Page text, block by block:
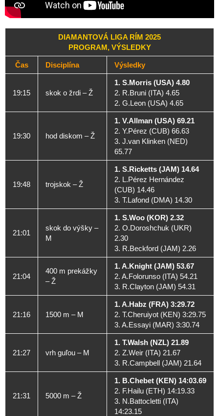
DIAMANTOVÁ LIGA RÍM 2025
PROGRAM, VÝSLEDKY
Čas Disciplína Výsledky
19:15 skok o žrdi – Ž
1. S.Morris (USA) 4.80
2. R.Bruni (ITA) 4.65
2. G.Leon (USA) 4.65
19:30 hod diskom – Ž
1. V.Allman (USA) 69.21
2. Y.Pérez (CUB) 66.63
3. J.van Klinken (NED)
65.77
19:48 trojskok – Ž
1. S.Ricketts (JAM) 14.64
2. L.Pérez Hernández
(CUB) 14.46
3. T.Lafond (DMA) 14.30
21:01
skok do výšky –
M
1. S.Woo (KOR) 2.32
2. O.Doroshchuk (UKR)
2.30
3. R.Beckford (JAM) 2.26
21:04
400 m prekážky
– Ž
1. A.Knight (JAM) 53.67
2. A.Folorunso (ITA) 54.21
3. R.Clayton (JAM) 54.31
21:16 1500 m – M
1. A.Habz (FRA) 3:29.72
2. T.Cheruiyot (KEN) 3:29.75
3. A.Essayi (MAR) 3:30.74
21:27 vrh guľou – M
1. T.Walsh (NZL) 21.89
2. Z.Weir (ITA) 21.67
3. R.Campbell (JAM) 21.64
21:31 5000 m – Ž
1. B.Chebet (KEN) 14:03.69
2. F.Hailu (ETH) 14:19.33
3. N.Battocletti (ITA)
14:23.15